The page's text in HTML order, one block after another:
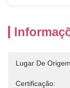
Lugar De
Certificação: